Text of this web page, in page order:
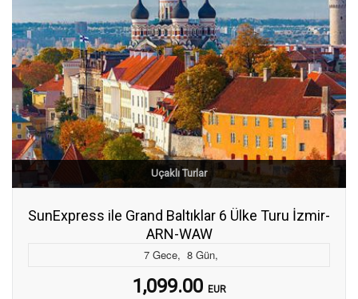
Uçaklı Turlar
SunExpress ile Grand Baltıklar 6 Ülke Turu İzmir-
ARN-WAW
7 Gece, 8 Gün,
1,099.00 EUR